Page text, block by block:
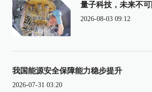
量子科技，未来不
2026-08-03 09:12
我国能源安全保障能力稳步提升
2026-07-31 03:20